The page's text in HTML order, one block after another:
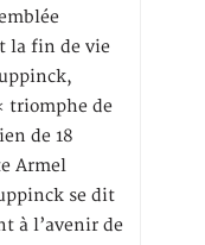
la fin de vie
triomphe de
de 18
Armel
se dit
à l’avenir de